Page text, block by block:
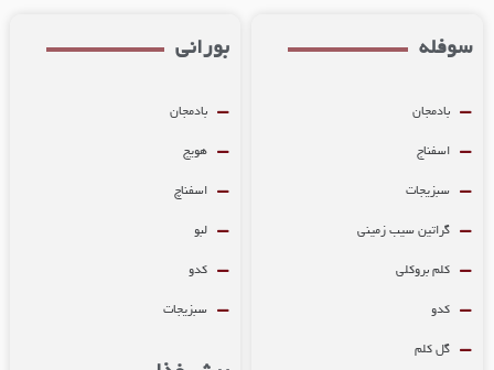
بادمجان
اسفناج
سبزیجات
گراتین سیب زمینی
کلم بروکلی
کدو
گل کلم
بورانی
بادمجان
هویج
اسفناچ
کدو
سبزیجات